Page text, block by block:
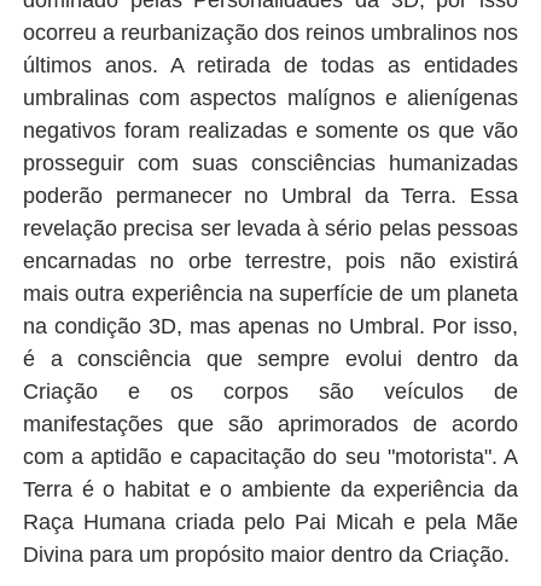
ocorreu a reurbanização dos reinos umbralinos nos
últimos anos. A retirada de todas as entidades
umbralinas com aspectos malígnos e alienígenas
negativos foram realizadas e somente os que vão
prosseguir com suas consciências humanizadas
poderão permanecer no Umbral da Terra. Essa
revelação precisa ser levada à sério pelas pessoas
encarnadas no orbe terrestre, pois não existirá
mais outra experiência na superfície de um planeta
na condição 3D, mas apenas no Umbral. Por isso,
é a consciência que sempre evolui dentro da
Criação e os corpos são veículos de
manifestações que são aprimorados de acordo
com a aptidão e capacitação do seu "motorista". A
Terra é o habitat e o ambiente da experiência da
Raça Humana criada pelo Pai Micah e pela Mãe
Divina para um propósito maior dentro da Criação.